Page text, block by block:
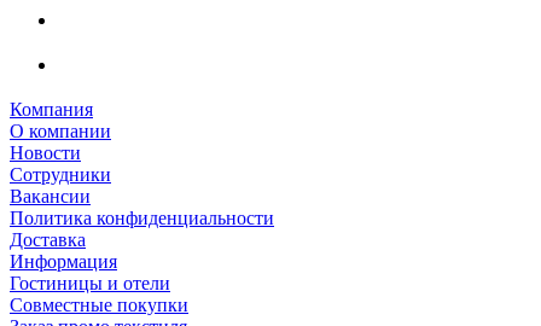
Компания
О компании
Новости
Сотрудники
Вакансии
Политика конфиденциальности
Доставка
Информация
Гостиницы и отели
Совместные покупки